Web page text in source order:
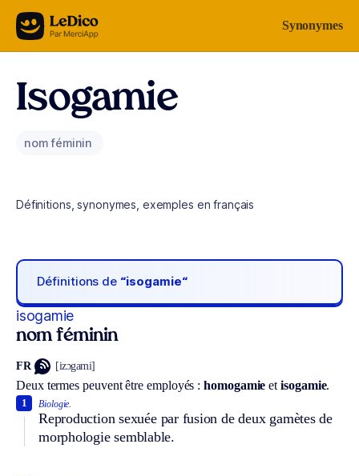
Aller au contenu Synonymes
Isogamie
nom féminin
Définitions, synonymes, exemples en français
Définitions de “isogamie“
isogamie
nom féminin
FR [izɔgami]
Deux termes peuvent être employés :homogamie etisogamie.
Biologie.
Reproduction sexuée par fusion de deux gamètes de
morphologie semblable.
1